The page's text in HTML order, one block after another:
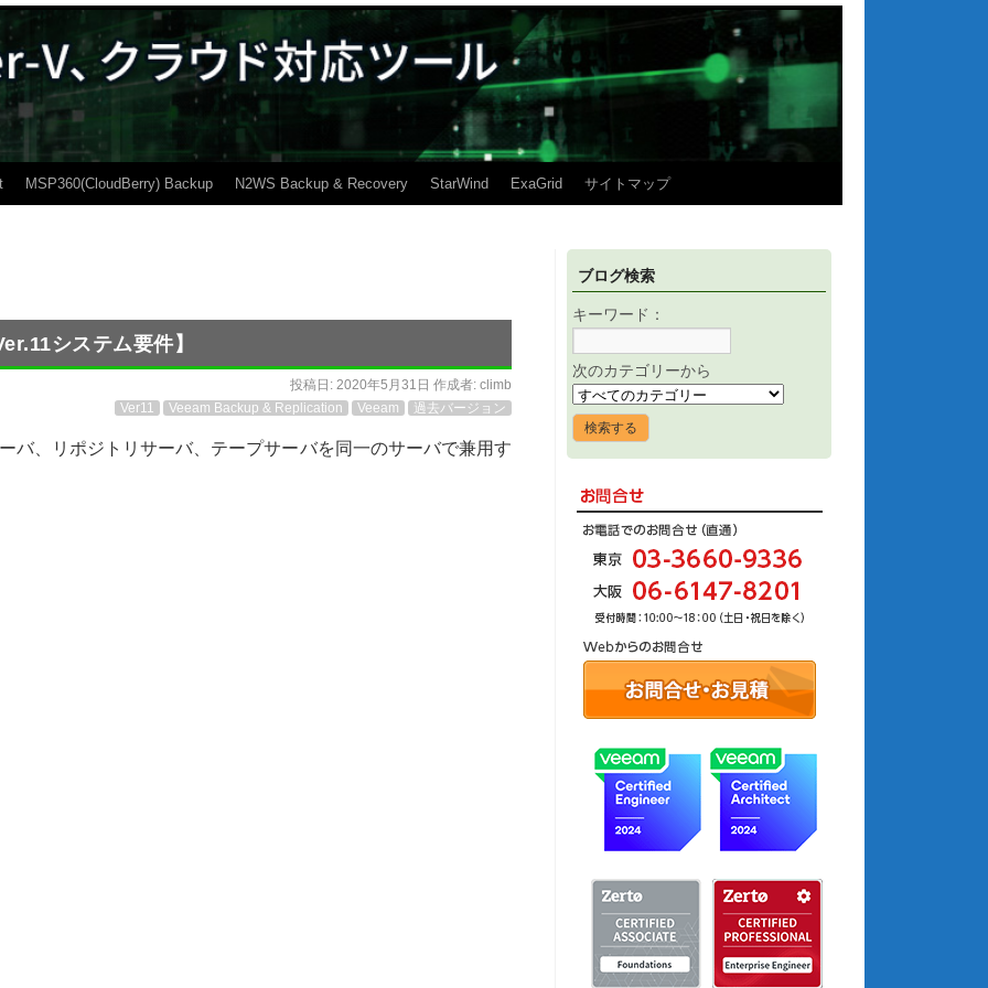
MSP360(CloudBerry) Backup N2WS Backup & Recovery StarWind ExaGrid サイトマップ
システム要件】
投稿日: 2020年5月31日 作成者: climb
Ver11
Veeam Backup & Replication Veeam 過去バージョン
バ、リポジトリサーバ、テープサーバを同一のサーバで兼用す
ブログ検索
キーワード：
次のカテゴリーから